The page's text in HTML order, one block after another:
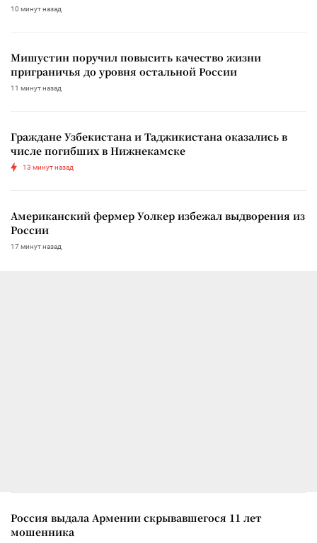
10 минут назад
Мишустин поручил повысить качество жизни
приграничья до уровня остальной России
11 минут назад
Граждане Узбекистана и Таджикистана оказались в
числе погибших в Нижнекамске
13 минут назад
Американский фермер Уолкер избежал выдворения из
России
17 минут назад
Россия выдала Армении скрывавшегося 11 лет
мошенника